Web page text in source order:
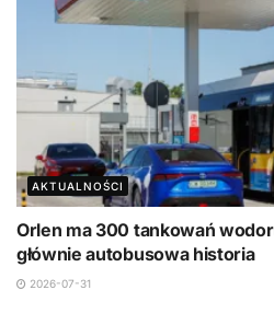
AKTUALNOŚCI
Orlen ma 300 tankowań
głównie autobusowa historia
2026-07-31